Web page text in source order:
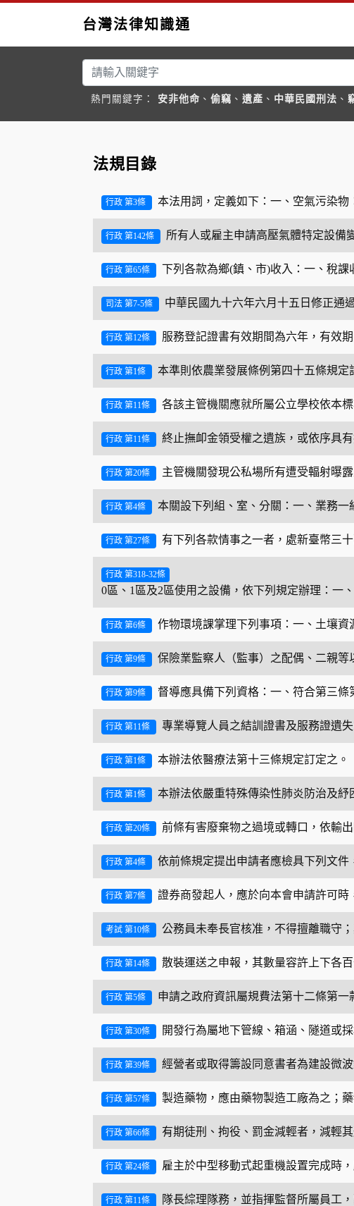
台灣法律知識通
熱門關鍵字： 安非他命 、 偷竊 、 遺產 、 中華民國刑法 、
法規目錄
行政 第3條 本法用詞，定義如下：一、空氣污染
行政 第142條 所有人或雇主申請高壓氣體特定設備
行政 第65條 下列各款為鄉(鎮、市)收入：一、稅
司法 第7-5條 中華民國九十六年六月十五日修正通
行政 第12條 服務登記證書有效期間為六年，有效
行政 第1條 本準則依農業發展條例第四十五條規定
行政 第11條 各該主管機關應就所屬公立學校依本
行政 第11條 終止撫卹金領受權之遺族，或依序具
行政 第20條 主管機關發現公私場所有遭受輻射曝
行政 第4條 本關設下列組、室、分關：一、業務
行政 第27條 有下列各款情事之一者，處新臺幣三
行政 第318-32條
0區、1區及2區使用之設備，依下列規定辦理：一
行政 第6條 作物環境課掌理下列事項：一、土壤
行政 第9條 保險業監察人（監事）之配偶、二親
行政 第9條 督導應具備下列資格：一、符合第三
行政 第11條 專業導覽人員之結訓證書及服務證遺
行政 第1條 本辦法依醫療法第十三條規定訂定之。
行政 第1條 本辦法依嚴重特殊傳染性肺炎防治及
行政 第20條 前條有害廢棄物之過境或轉口，依輸
行政 第4條 依前條規定提出申請者應檢具下列文
行政 第7條 證券商發起人，應於向本會申請許可
考試 第10條 公務員未奉長官核准，不得擅離職守
行政 第14條 散裝運送之申報，其數量容許上下各
行政 第5條 申請之政府資訊屬規費法第十二條第
行政 第30條 開發行為屬地下管線、箱涵、隧道或
行政 第39條 經營者或取得籌設同意書者為建設微
行政 第57條 製造藥物，應由藥物製造工廠為之；
行政 第66條 有期徒刑、拘役、罰金減輕者，減輕
行政 第24條 雇主於中型移動式起重機設置完成時
行政 第11條 隊長綜理隊務，並指揮監督所屬員工